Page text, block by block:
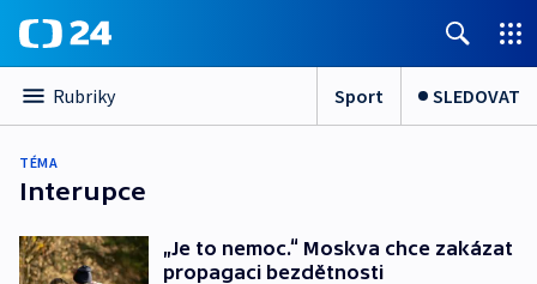
Rubriky Sport SLEDOVAT
TÉMA
Interupce
„Je to nemoc.“ Moskva chce zakázat
propagaci bezdětnosti